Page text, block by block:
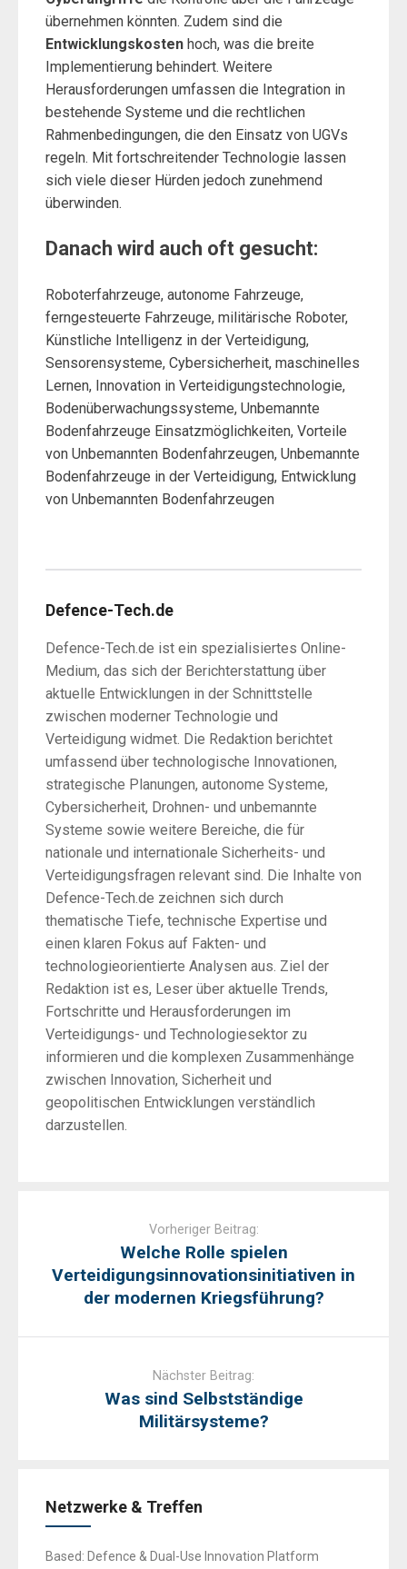
übernehmen könnten. Zudem sind die
Entwicklungskosten hoch, was die breite
Implementierung behindert. Weitere
Herausforderungen umfassen die Integration in
bestehende Systeme und die rechtlichen
Rahmenbedingungen, die den Einsatz von UGVs
regeln. Mit fortschreitender Technologie lassen
sich viele dieser Hürden jedoch zunehmend
überwinden.
Danach wird auch oft gesucht:
Roboterfahrzeuge, autonome Fahrzeuge,
ferngesteuerte Fahrzeuge, militärische Roboter,
Künstliche Intelligenz in der Verteidigung,
Sensorensysteme, Cybersicherheit, maschinelles
Lernen, Innovation in Verteidigungstechnologie,
Bodenüberwachungssysteme, Unbemannte
Bodenfahrzeuge Einsatzmöglichkeiten, Vorteile
von Unbemannten Bodenfahrzeugen, Unbemannte
Bodenfahrzeuge in der Verteidigung, Entwicklung
von Unbemannten Bodenfahrzeugen
Defence-Tech.de
Defence-Tech.de ist ein spezialisiertes Online-
Medium, das sich der Berichterstattung über
aktuelle Entwicklungen in der Schnittstelle
zwischen moderner Technologie und
Verteidigung widmet. Die Redaktion berichtet
umfassend über technologische Innovationen,
strategische Planungen, autonome Systeme,
Cybersicherheit, Drohnen- und unbemannte
Systeme sowie weitere Bereiche, die für
nationale und internationale Sicherheits- und
Verteidigungsfragen relevant sind. Die Inhalte von
Defence-Tech.de zeichnen sich durch
thematische Tiefe, technische Expertise und
einen klaren Fokus auf Fakten- und
technologieorientierte Analysen aus. Ziel der
Redaktion ist es, Leser über aktuelle Trends,
Fortschritte und Herausforderungen im
Verteidigungs- und Technologiesektor zu
informieren und die komplexen Zusammenhänge
zwischen Innovation, Sicherheit und
geopolitischen Entwicklungen verständlich
darzustellen.
Vorheriger Beitrag:
Welche Rolle spielen
Verteidigungsinnovationsinitiativen in
der modernen Kriegsführung?
Nächster Beitrag:
Was sind Selbstständige
Militärsysteme?
Netzwerke & Treffen
Based: Defence & Dual-Use Innovation Platform